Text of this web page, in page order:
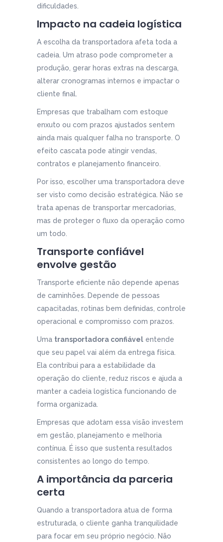
dificuldades.
Impacto na cadeia logística
A escolha da transportadora afeta toda a
cadeia. Um atraso pode comprometer a
produção, gerar horas extras na descarga,
alterar cronogramas internos e impactar o
cliente final.
Empresas que trabalham com estoque
enxuto ou com prazos ajustados sentem
ainda mais qualquer falha no transporte. O
efeito cascata pode atingir vendas,
contratos e planejamento financeiro.
Por isso, escolher uma transportadora deve
ser visto como decisão estratégica. Não se
trata apenas de transportar mercadorias,
mas de proteger o fluxo da operação como
um todo.
Transporte confiável
envolve gestão
Transporte eficiente não depende apenas
de caminhões. Depende de pessoas
capacitadas, rotinas bem definidas, controle
operacional e compromisso com prazos.
Uma transportadora confiável entende
que seu papel vai além da entrega física.
Ela contribui para a estabilidade da
operação do cliente, reduz riscos e ajuda a
manter a cadeia logística funcionando de
forma organizada.
Empresas que adotam essa visão investem
em gestão, planejamento e melhoria
contínua. É isso que sustenta resultados
consistentes ao longo do tempo.
A importância da parceria
certa
Quando a transportadora atua de forma
estruturada, o cliente ganha tranquilidade
para focar em seu próprio negócio. Não